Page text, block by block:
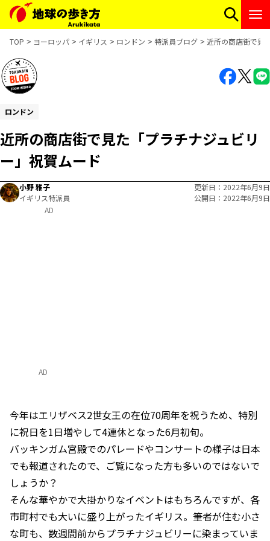
TOP ヨーロッパ イギリス ロンドン 特派員ブログ 近所の商店街で見
ロンドン
近所の商店街で見た「プラチナジュビリ
ー」祝賀ムード
小野 雅子
イギリス特派員
更新日
2022年6月9日
公開日
2022年6月9日
AD
今年はエリザベス2世女王の在位70周年を祝うため、特別
に祝日を1日増やして4連休となった6月初旬。
バッキンガム宮殿でのパレードやコンサートの様子は日本
でも報道されたので、ご覧になった方も多いのではないで
しょうか？
そんな華やかで大掛かりなイベントはもちろんですが、各
市町村でも大いに盛り上がったイギリス。筆者が住む小さ
な町も、数週間前からプラチナジュビリーに染まっていま
AD